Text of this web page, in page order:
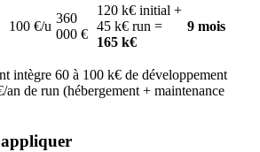
100 €/u
360
000 €
120 k€ initial +
45 k€ run =
165 k€
9 mois
intègre 60 à 100 k€ de développement
an de run (hébergement + maintenance